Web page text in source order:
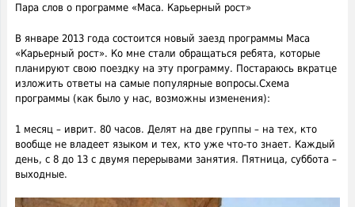
Пара слов о программе «Маса. Карьерный рост»
В январе 2013 года состоится новый заезд программы Маса
«Карьерный рост». Ко мне стали обращаться ребята, которые
планируют свою поездку на эту программу. Постараюсь вкратце
изложить ответы на самые популярные вопросы.Схема
программы (как было у нас, возможны изменения):
1 месяц – иврит. 80 часов. Делят на две группы – на тех, кто
вообще не владеет языком и тех, кто уже что-то знает. Каждый
день, с 8 до 13 с двумя перерывами занятия. Пятница, суббота –
выходные.